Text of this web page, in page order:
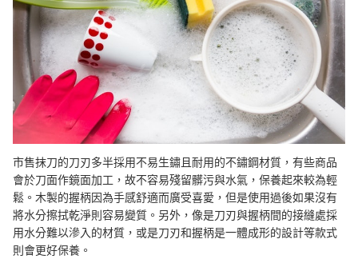
市售抹刀的刀刃多半採用不易生鏽且耐用的不鏽鋼材質，有些商品
會於刀面作鏡面加工，故不容易殘留髒污與水氣，保養起來較為輕
鬆。木製的握柄因為手感舒適而廣受喜愛，但是使用過後如果沒有
將水分擦拭乾淨則容易變質。另外，像是刀刃與握柄間的接縫處採
用水分難以滲入的材質，或是刀刃和握柄是一體成形的設計等款式
則會更好保養。